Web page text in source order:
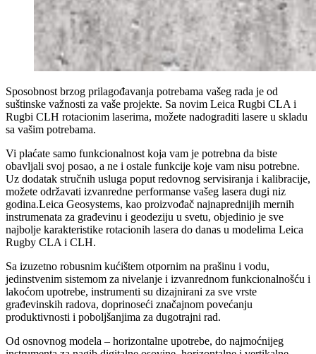
Sposobnost brzog prilagođavanja potrebama vašeg rada je od
suštinske važnosti za vaše projekte. Sa novim Leica Rugbi CLA i
Rugbi CLH rotacionim laserima, možete nadograditi lasere u skladu
sa vašim potrebama.
Vi plaćate samo funkcionalnost koja vam je potrebna da biste
obavljali svoj posao, a ne i ostale funkcije koje vam nisu potrebne.
Uz dodatak stručnih usluga poput redovnog servisiranja i kalibracije,
možete održavati izvanredne performanse vašeg lasera ​​dugi niz
godina.Leica Geosystems, kao proizvođač najnaprednijih mernih
instrumenata za građevinu i geodeziju u svetu, objedinio je sve
najbolje karakteristike rotacionih lasera do danas u modelima Leica
Rugby CLA i CLH.
Sa izuzetno robusnim kućištem otpornim na prašinu i vodu,
jedinstvenim sistemom za nivelanje i izvanrednom funkcionalnošću i
lakoćom upotrebe, instrumenti su dizajnirani za sve vrste
građevinskih radova, doprinoseći značajnom povećanju
produktivnosti i poboljšanjima za dugotrajni rad.
Od osnovnog modela – horizontalne upotrebe, do najmoćnijeg